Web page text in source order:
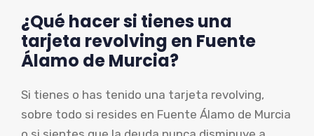
¿Qué hacer si tienes una
tarjeta revolving en Fuente
Álamo de Murcia?
Si tienes o has tenido una tarjeta revolving,
sobre todo si resides en Fuente Álamo de Murcia